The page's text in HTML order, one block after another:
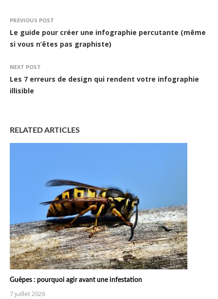
PREVIOUS POST
Le guide pour créer une infographie percutante (même
si vous n’êtes pas graphiste)
NEXT POST
Les 7 erreurs de design qui rendent votre infographie
illisible
RELATED ARTICLES
Guêpes : pourquoi agir avant une infestation
7 juillet 2026